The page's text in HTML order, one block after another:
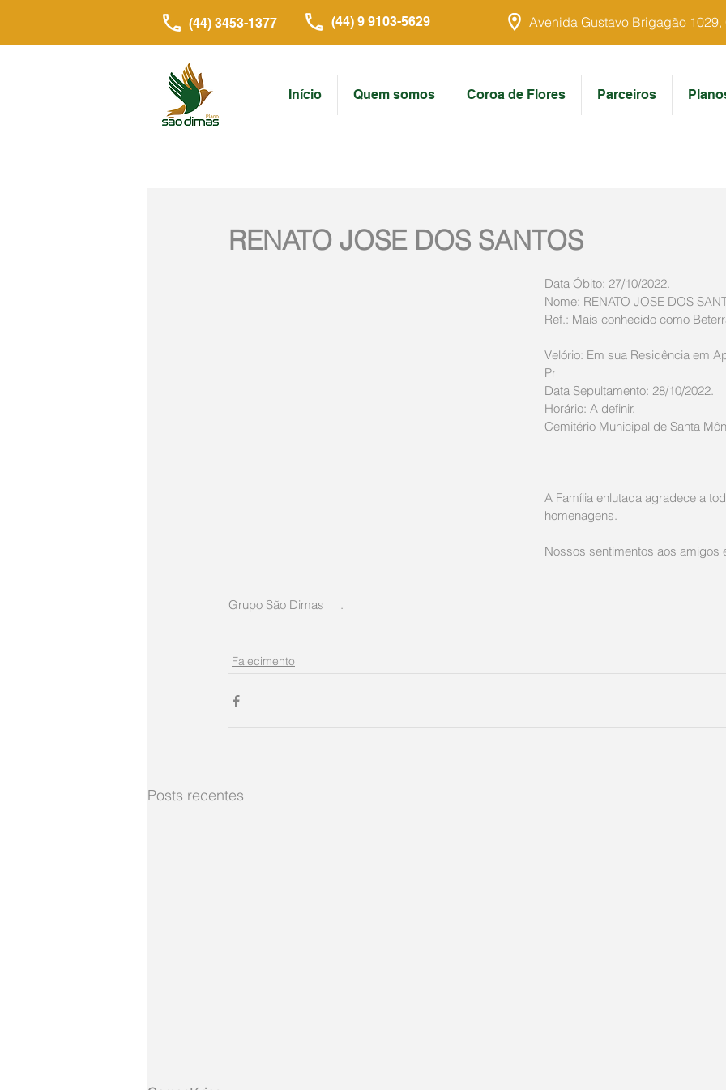
(44) 3453-1377 (44) 9 9103-5629 Avenida Gustavo Brigagão 1029,
Início Quem somos Coroa de Flores Parceiros
RENATO JOSE DOS SANTOS
Data Óbito: 27/10/2022.
Nome: RENATO JOSE DOS
Ref.: Mais conhecido como
Velório: Em sua Residência em
Pr
Data Sepultamento: 28/10/2022.
Horário: A definir.
Cemitério Municipal de Santa
A Família enlutada agradece a
homenagens.
Nossos sentimentos aos amigos
Grupo São Dimas     .
Falecimento
Posts recentes